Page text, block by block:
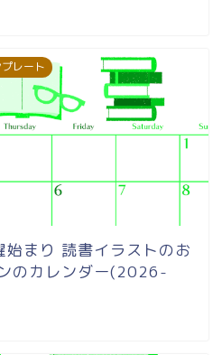
レート
まり 読書イラストのお
のカレンダー(2026-